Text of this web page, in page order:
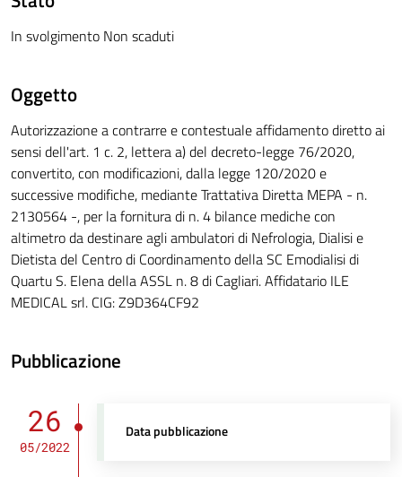
In svolgimento Non scaduti
Oggetto
Autorizzazione a contrarre e contestuale affidamento diretto ai
sensi dell'art. 1 c. 2, lettera a) del decreto-legge 76/2020,
convertito, con modificazioni, dalla legge 120/2020 e
successive modifiche, mediante Trattativa Diretta MEPA - n.
2130564 -, per la fornitura di n. 4 bilance mediche con
altimetro da destinare agli ambulatori di Nefrologia, Dialisi e
Dietista del Centro di Coordinamento della SC Emodialisi di
Quartu S. Elena della ASSL n. 8 di Cagliari. Affidatario ILE
MEDICAL srl. CIG: Z9D364CF92
Pubblicazione
26
05/2022
Data pubblicazione